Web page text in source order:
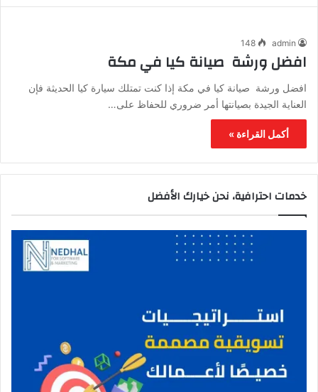
admin
148
افضل ورشة صيانة كيا في مكة
افضل ورشة صيانة كيا في مكة إذا كنت تمتلك سيارة كيا الحديثة فإن
العناية الجيدة بصيانتها أمر ضروري للحفاظ على…
أكمل القراءة »
خدمات احترافية، نحن خيارك الأفضل